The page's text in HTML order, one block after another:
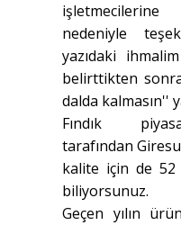
nedeniyle
yazıdaki
belirttikten
dalda kalmasın''
Fındık
tarafından
kalite için de 52
biliyorsunuz.
Geçen yılın